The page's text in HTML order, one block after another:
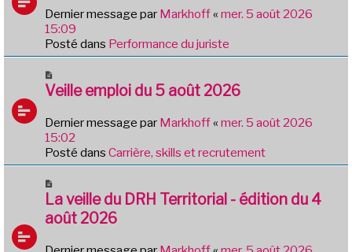
a
g
e
v
e
a
u
e
s
a
g
e
Dernier message par Markhoff« mer. 5 août 2026
15:09
Posté dans Performance du juriste
o
v
e
a
u
e
s
s
Veille emploi du 5 août 2026
Dernier message par Markhoff« mer. 5 août 2026
15:02
Posté dans Carrière, skills et recrutement
o
u
v
La veille du DRH Territorial - édition du 4
août 2026